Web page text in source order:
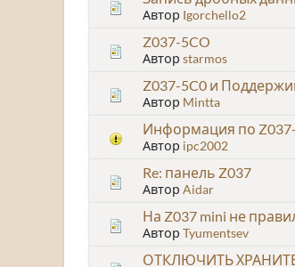
Автор Igorchello2
Z037-5CO
Автор starmos
Z037-5C0 и
Автор Mintta
Информация по
Автор ipc2002
Re: панель Z037
Автор Aidar
На Z037 mini не
Автор Tyumentsev
ОТКЛЮЧИТЬ